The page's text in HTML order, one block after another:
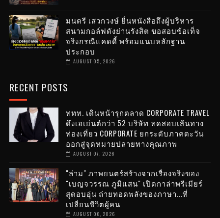
มนตรี เสวกวงษ์ ยื่นหนังสือถึงผู้บริหาร
สนามกอล์ฟดังย่านรังสิต ขอสอบข้อเท็จ
จริงกรณีแคดดี้ พร้อมแนบหลักฐาน
ประกอบ
AUGUST 05, 2026
RECENT POSTS
ททท. เดินหน้ารุกตลาด CORPORATE TRAVEL
ดึงเอเย่นต์กว่า 52 บริษัท ทดสอบเส้นทาง
ท่องเที่ยว CORPORATE ยกระดับภาคตะวัน
ออกสู่จุดหมายปลายทางคุณภาพ
AUGUST 07, 2026
"ล่าม" ภาพยนตร์สร้างจากเรื่องจริงของ
"เบญจวรรณ ภูมิแสน" เปิดกาล่าพรีเมียร์
สุดอบอุ่น ถ่ายทอดพลังของภาษา...ที่
เปลี่ยนชีวิตผู้คน
AUGUST 06, 2026